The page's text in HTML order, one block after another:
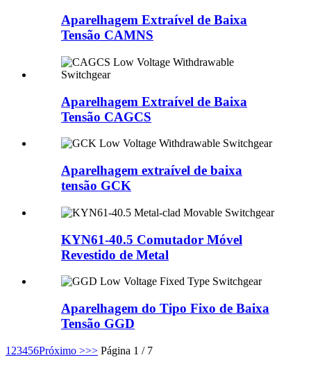
Aparelhagem Extraível de Baixa
Tensão CAMNS
Aparelhagem Extraível de Baixa
Tensão CAGCS
Aparelhagem extraível de baixa
tensão GCK
KYN61-40.5 Comutador Móvel
Revestido de Metal
Aparelhagem do Tipo Fixo de Baixa
Tensão GGD
1 23456Próximo >>> Página 1 / 7